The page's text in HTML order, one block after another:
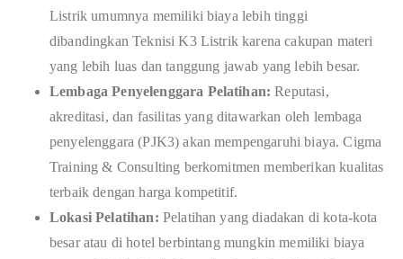
Listrik umumnya memiliki biaya lebih tinggi
dibandingkan Teknisi K3 Listrik karena cakupan materi
yang lebih luas dan tanggung jawab yang lebih besar.
Lembaga Penyelenggara Pelatihan: Reputasi,
akreditasi, dan fasilitas yang ditawarkan oleh lembaga
penyelenggara (PJK3) akan mempengaruhi biaya. Cigma
Training & Consulting berkomitmen memberikan kualitas
terbaik dengan harga kompetitif.
Lokasi Pelatihan: Pelatihan yang diadakan di kota-kota
besar atau di hotel berbintang mungkin memiliki biaya